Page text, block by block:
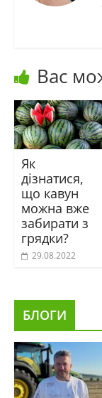
Вас
Як
дізнатися,
що кавун
можна вже
забирати з
грядки?
29.08.2022
БЛОГИ